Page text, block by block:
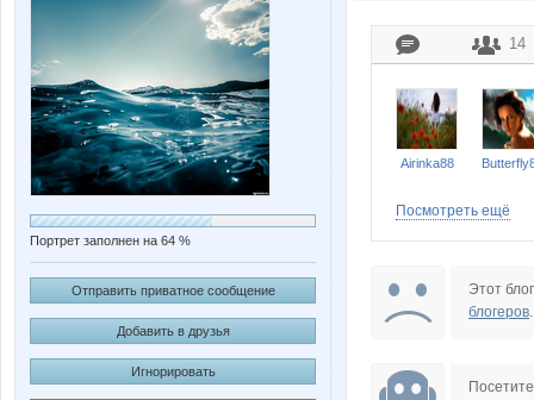
Портрет заполнен на 64 %
Отправить приватное сообщение
Добавить в друзья
Игнорировать
14
Airinka88
Посмотреть ещё
Этот
блогеров.